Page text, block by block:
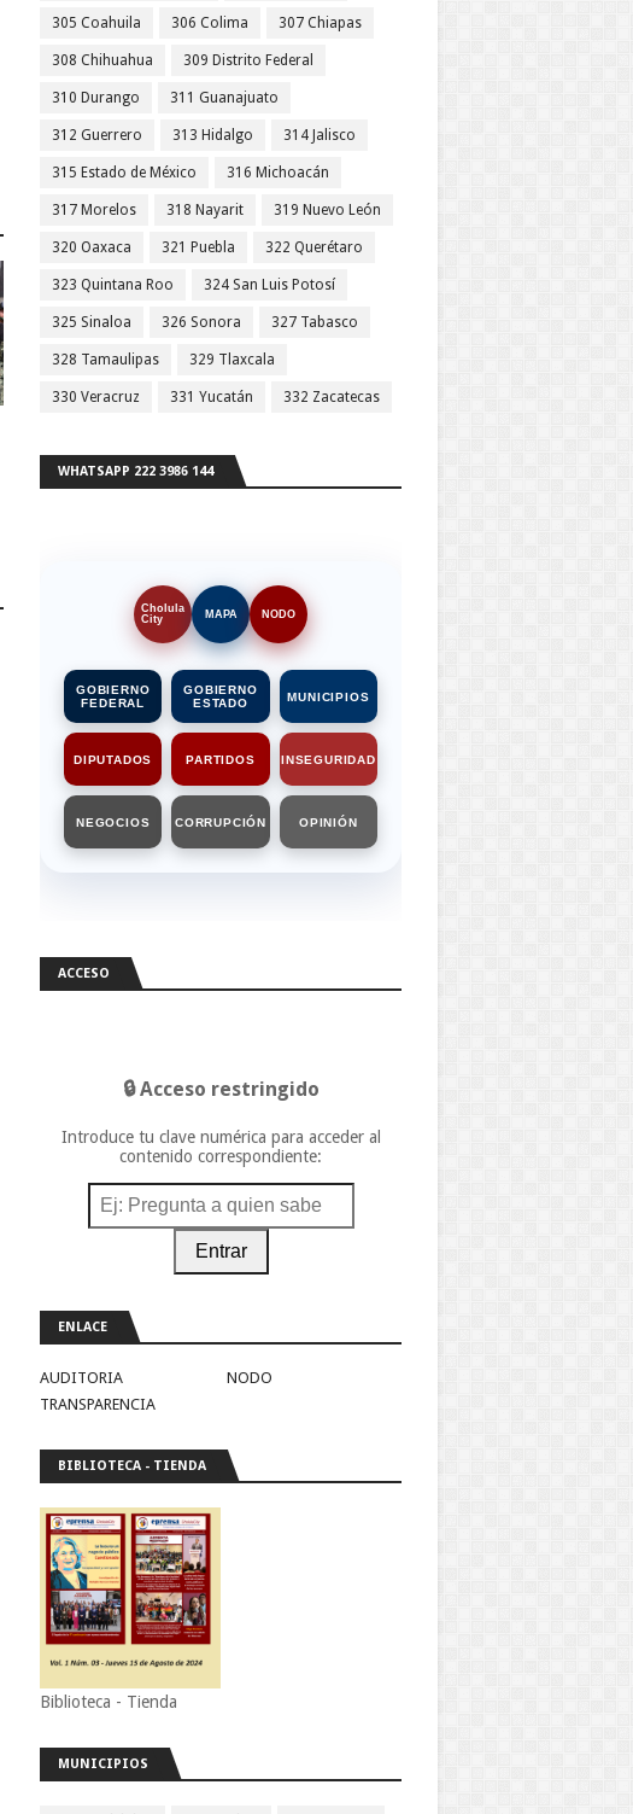
305 Coahuila 306 Colima 307 Chiapas
308 Chihuahua 309 Distrito Federal
310 Durango 311 Guanajuato
312 Guerrero 313 Hidalgo 314 Jalisco
315 Estado de México 316 Michoacán
317 Morelos 318 Nayarit 319 Nuevo León
320 Oaxaca 321 Puebla 322 Querétaro
323 Quintana Roo 324 San Luis Potosí
325 Sinaloa 326 Sonora 327 Tabasco
328 Tamaulipas 329 Tlaxcala
330 Veracruz 331 Yucatán 332 Zacatecas
WHATSAPP 222 3986 144
Cholula
City
MAPA NODO
GOBIERNO
FEDERAL
GOBIERNO
ESTADO
MUNICIPIOS
DIPUTADOS PARTIDOS INSEGURIDAD
NEGOCIOS CORRUPCIÓN OPINIÓN
ACCESO
🔒 Acceso restringido
Introduce tu clave numérica para acceder al
contenido correspondiente:
Entrar
ENLACE
AUDITORIA
NODO
TRANSPARENCIA
BIBLIOTECA - TIENDA
Biblioteca - Tienda
MUNICIPIOS